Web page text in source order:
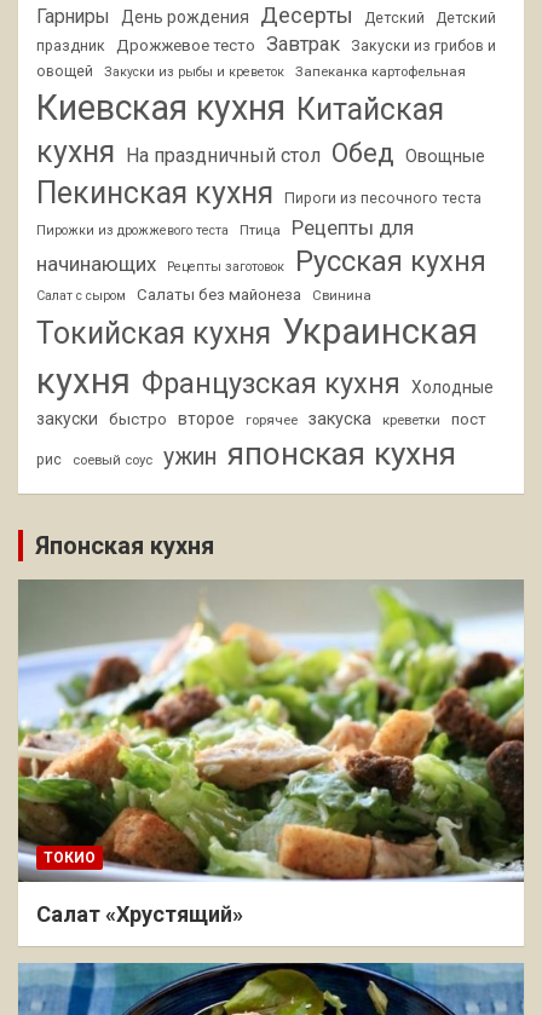
Гарниры День рождения Десерты Детский
Детский
праздник
Дрожжевое тесто Завтрак
Закуски из грибов и
овощей
Закуски из рыбы и креветок Запеканка картофельная
Киевская кухня Китайская
кухня На праздничный стол Обед Овощные
Пекинская кухня Пироги из песочного теста
Пирожки из дрожжевого теста Птица
Рецепты для
начинающих
Рецепты заготовок Русская кухня
Салат с сыром Салаты без майонеза Свинина
Токийская кухня Украинская
кухня Французская кухня
Холодные
закуски
быстро второе горячее закуска креветки пост
рис соевый соус ужин японская кухня
Японская кухня
ТОКИО
Салат «Хрустящий»